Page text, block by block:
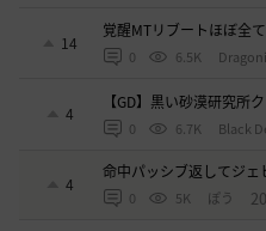
14
覚醒MTリブートほぼ全
0 6.5K
4
【GD】黒い砂漠研究所
0 6.7K Black
4
命中パッシブ返してジ
0 5K ぽう